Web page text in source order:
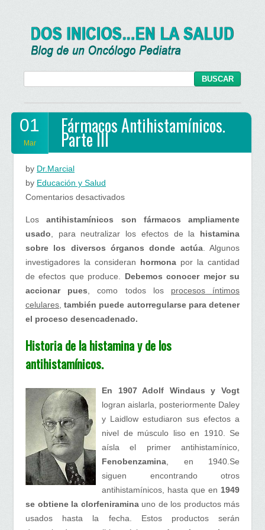
01
Mar
Fármacos Antihistamínicos.
Parte III
by Dr.Marcial
by Educación y Salud
Comentarios desactivadosen
Antihistamínicos.
Parte
III
Losantihistamínicos son fármacos ampliamente
usado , para neutralizar los efectos de la histamina
sobre los diversos órganos donde actúa. Algunos
investigadores la consideran hormona por la cantidad
de efectos que produce. Debemos conocer mejor su
accionar pues , como todos los procesos íntimos
celulares ,también puede autorregularse para detener
el proceso desencadenado.
Historia de la histamina y de los
antihistamínicos.
En 1907 Adolf Windaus y Vogt
logran aislarla, posteriormente Daley
y Laidlow estudiaron sus efectos a
nivel de músculo liso en 1910. Se
aísla el primer antihistamínico,
Fenobenzamina , en 1940.Se
siguen encontrando otros
antihistamínicos, hasta que en 1949
se obtiene la clorfeniraminauno de los productos más
usados hasta la fecha. Estos productos serán